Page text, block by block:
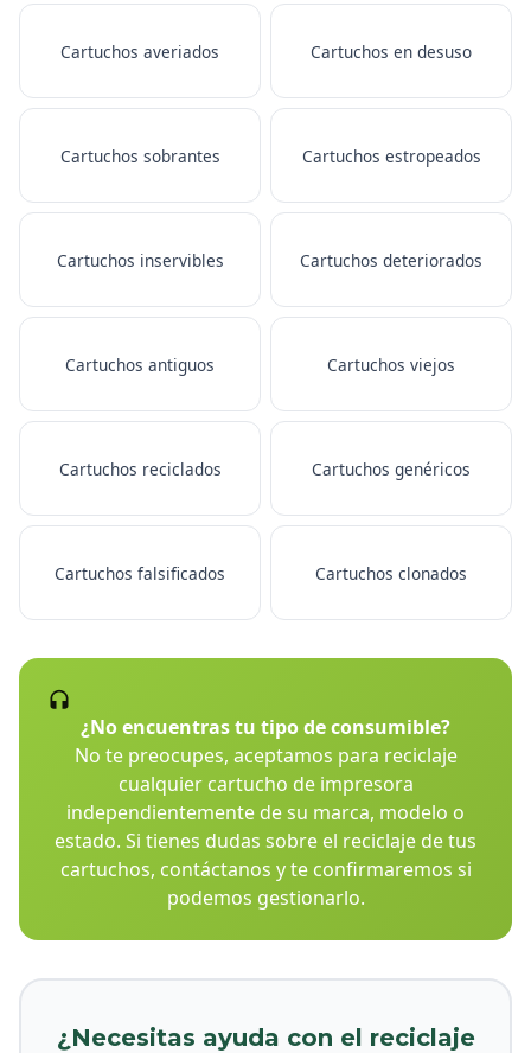
Cartuchos averiados Cartuchos en desuso
Cartuchos sobrantes Cartuchos estropeados
Cartuchos inservibles Cartuchos deteriorados
Cartuchos antiguos Cartuchos viejos
Cartuchos reciclados Cartuchos genéricos
Cartuchos falsificados Cartuchos clonados
¿No encuentras tu tipo de consumible?
No te preocupes, aceptamos para reciclaje
cualquier cartucho de impresora
independientemente de su marca, modelo o
estado. Si tienes dudas sobre el reciclaje de tus
cartuchos, contáctanos y te confirmaremos si
podemos gestionarlo.
¿Necesitas ayuda con el reciclaje